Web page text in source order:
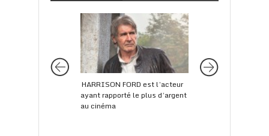
HARRISON FORD est l’acteur
ayant rapporté le plus d’argent
au cinéma